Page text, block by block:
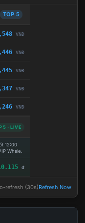
TOP 5
VNĐ
VNĐ
VNĐ
VNĐ
VNĐ
5 · LIVE
12:00
Whale.
đ
refresh (30s)Refresh Now